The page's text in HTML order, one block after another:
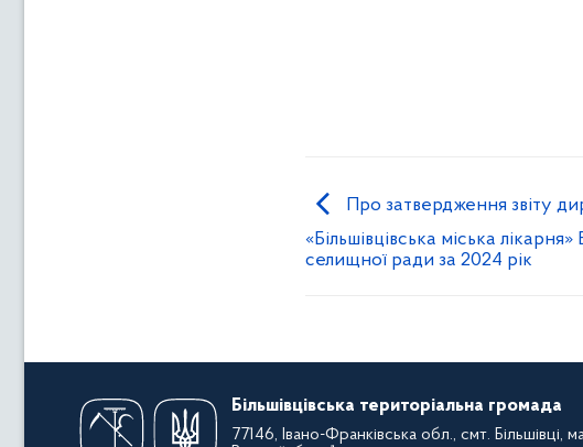
Про затвердження звіту
«Більшівцівська міська лікарня»
селищної ради за 2024 рік
Більшівцівська територіальна громада
77146, Івано-Франківська обл., смт. Більшівці,